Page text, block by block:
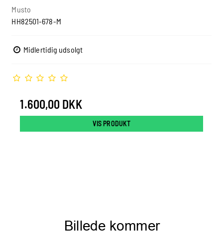
Musto
HH82501-678-M
Midlertidig udsolgt
1.600,00 DKK
VIS PRODUKT